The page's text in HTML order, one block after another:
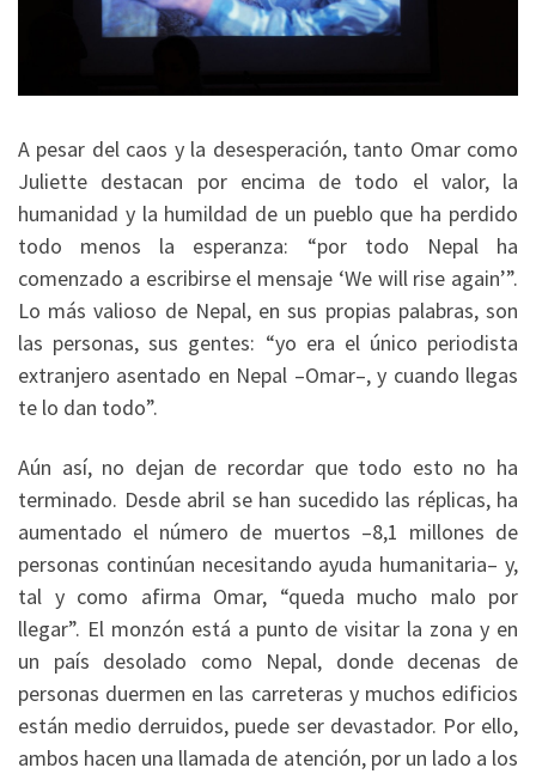
A pesar del caos y la desesperación, tanto Omar como
Juliette destacan por encima de todo el valor, la
humanidad y la humildad de un pueblo que ha perdido
todo menos la esperanza: “por todo Nepal ha
comenzado a escribirse el mensaje ‘We will rise again’”.
Lo más valioso de Nepal, en sus propias palabras, son
las personas, sus gentes: “yo era el único periodista
extranjero asentado en Nepal –Omar–, y cuando llegas
te lo dan todo”.
Aún así, no dejan de recordar que todo esto no ha
terminado. Desde abril se han sucedido las réplicas, ha
aumentado el número de muertos –8,1 millones de
personas continúan necesitando ayuda humanitaria– y,
tal y como afirma Omar, “queda mucho malo por
llegar”. El monzón está a punto de visitar la zona y en
un país desolado como Nepal, donde decenas de
personas duermen en las carreteras y muchos edificios
están medio derruidos, puede ser devastador. Por ello,
ambos hacen una llamada de atención, por un lado a los